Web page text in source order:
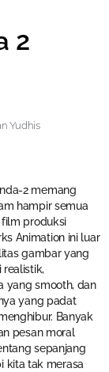
2
Yudhis
2 memang
hampir semua
produksi
Animation ini luar
gambar yang
realistik,
yang smooth, dan
yang padat
Banyak
pesan moral
sepanjang
kita tak merasa